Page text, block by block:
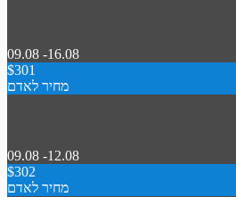
09.08 -16.08
$301
מחיר לאדם
09.08 -12.08
$302
מחיר לאדם